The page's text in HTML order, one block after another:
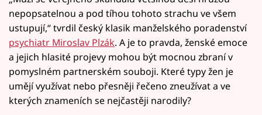
nepopsatelnou a pod tíhou tohoto strachu ve všem
ustupují,“ tvrdil český klasik manželského poradenství
psychiatr Miroslav Plzák. A je to pravda, ženské emoce
a jejich hlasité projevy mohou být mocnou zbraní v
pomyslném partnerském souboji. Které typy žen je
umějí využívat nebo přesněji řečeno zneužívat a ve
kterých znameních se nejčastěji narodily?